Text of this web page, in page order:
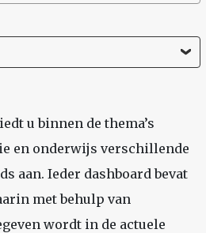
u binnen de thema’s
en onderwijs verschillende
aan. Ieder dashboard bevat
met behulp van
wordt in de actuele